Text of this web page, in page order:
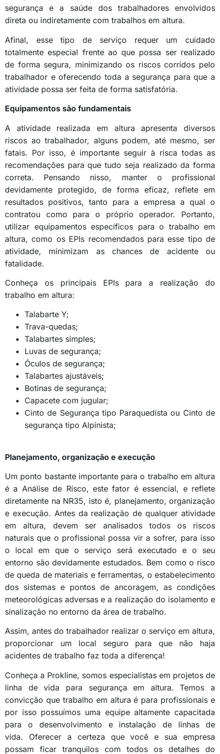
segurança e a saúde dos trabalhadores envolvidos
direta ou indiretamente com trabalhos em altura.
Afinal, esse tipo de serviço requer um cuidado
totalmente especial frente ao que possa ser realizado
de forma segura, minimizando os riscos corridos pelo
trabalhador e oferecendo toda a segurança para que a
atividade possa ser feita de forma satisfatória.
Equipamentos são fundamentais
A atividade realizada em altura apresenta diversos
riscos ao trabalhador, alguns podem, até mesmo, ser
fatais. Por isso, é importante seguir à risca todas as
recomendações para que tudo seja realizado da forma
correta. Pensando nisso, manter o profissional
devidamente protegido, de forma eficaz, reflete em
resultados positivos, tanto para a empresa a qual o
contratou como para o próprio operador. Portanto,
utilizar equipamentos específicos para o trabalho em
altura, como os EPIs recomendados para esse tipo de
atividade, minimizam as chances de acidente ou
fatalidade.
Conheça os principais EPIs para a realização do
trabalho em altura:
Talabarte Y;
Trava-quedas;
Talabartes simples;
Luvas de segurança;
Óculos de segurança;
Talabartes ajustáveis;
Botinas de segurança;
Capacete com jugular;
Cinto de Segurança tipo Paraquedista ou Cinto de
segurança tipo Alpinista;
Planejamento, organização e execução
Um ponto bastante importante para o trabalho em altura
é a Análise de Risco, este fator é essencial, e reflete
diretamente na NR35, isto é, planejamento, organização
e execução. Antes da realização de qualquer atividade
em altura, devem ser analisados todos os riscos
naturais que o profissional possa vir a sofrer, para isso
o local em que o serviço será executado e o seu
entorno são devidamente estudados. Bem como o risco
de queda de materiais e ferramentas, o estabelecimento
dos sistemas e pontos de ancoragem, as condições
meteorológicas adversas e a realização do isolamento e
sinalização no entorno da área de trabalho.
Assim, antes do trabalhador realizar o serviço em altura,
proporcionar um local seguro para que não haja
acidentes de trabalho faz toda a diferença!
Conheça a Prokline, somos especialistas em projetos de
linha de vida para segurança em altura. Temos a
convicção que trabalho em altura é para profissionais e
por isso possuímos uma equipe altamente capacitada
para o desenvolvimento e instalação de linhas de
vida. Oferecer a certeza que você e sua empresa
possam ficar tranquilos com todos os detalhes do